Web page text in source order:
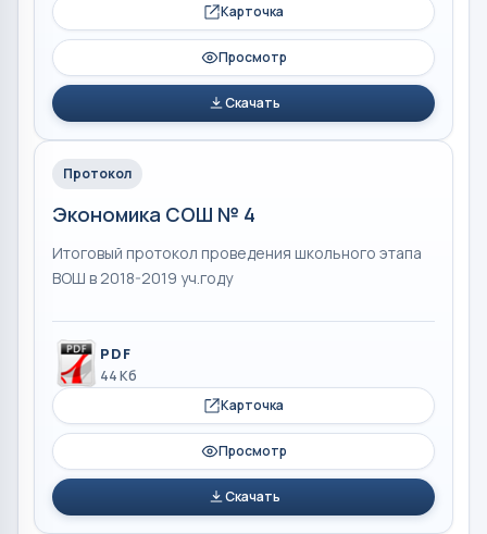
Карточка
Просмотр
Скачать
Протокол
Экономика СОШ № 4
Итоговый протокол проведения школьного этапа
ВОШ в 2018-2019 уч.году
PDF
44 Кб
Карточка
Просмотр
Скачать